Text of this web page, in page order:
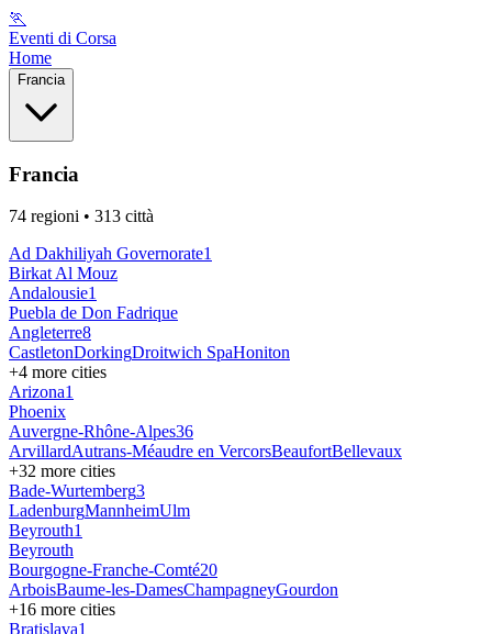
🏃
Eventi di Corsa
Home
Francia
Francia
74 regioni • 313 città
Ad Dakhiliyah ‍Governorate1
Birkat Al Mouz
Andalousie1
Puebla de Don Fadrique
Angleterre8
CastletonDorkingDroitwich SpaHoniton
+4 more cities
Arizona1
Phoenix
Auvergne-Rhône-Alpes36
ArvillardAutrans-Méaudre en VercorsBeaufortBellevaux
+32 more cities
Bade-Wurtemberg3
LadenburgMannheimUlm
Beyrouth1
Beyrouth
Bourgogne-Franche-Comté20
ArboisBaume-les-DamesChampagneyGourdon
+16 more cities
Bratislava1